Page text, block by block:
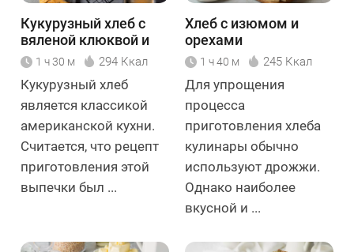
Кукурузный хлеб с
вяленой клюквой и
орехами
1 ч 30 м 294 Ккал
Кукурузный хлеб
является классикой
американской кухни.
Считается, что рецепт
приготовления этой
выпечки был ...
Хлеб с изюмом и
орехами
1 ч 40 м 245 Ккал
Для упрощения
процесса
приготовления хлеба
кулинары обычно
используют дрожжи.
Однако наиболее
вкусной и ...